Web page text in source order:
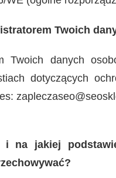
Twoich
Twoich danych
dotyczących
na jakiej